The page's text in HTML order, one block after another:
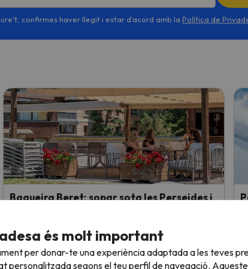
confirmes haver llegit i estar d'acord amb la Política de
Baqueira Beret: sopar sota les Perseides i
Baqueira Beret posa el menjar com a eix central
del seu programa d'estiu: restaurants oberts des
de Baqueira 1500 fins al Pla de Beret, copes de
és molt important
per donar-te una experiència adaptada a les teves
personalitzada segons el teu perfil de navegació.